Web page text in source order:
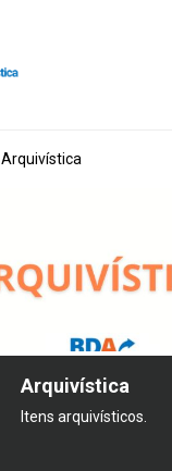
Arquivística
Arquivística
Itens arquivísticos.